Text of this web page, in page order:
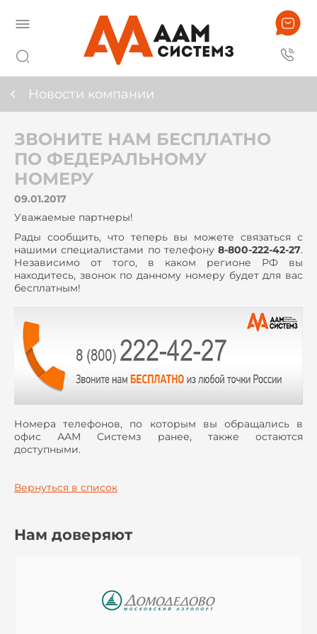
Новости компании
ЗВОНИТЕ НАМ БЕСПЛАТНО
ПО ФЕДЕРАЛЬНОМУ
НОМЕРУ
09.01.2017
Уважаемые партнеры!
Рады сообщить, что теперь вы можете связаться с
нашими специалистами по телефону 8-800-222-42-27.
Независимо от того, в каком регионе РФ вы
находитесь, звонок по данному номеру будет для вас
бесплатным!
Номера телефонов, по которым вы обращались в
офис ААМ Системз ранее, также остаются
доступными.
Вернуться в список
Нам доверяют